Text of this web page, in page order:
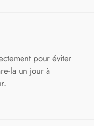
pour éviter
la un jour à